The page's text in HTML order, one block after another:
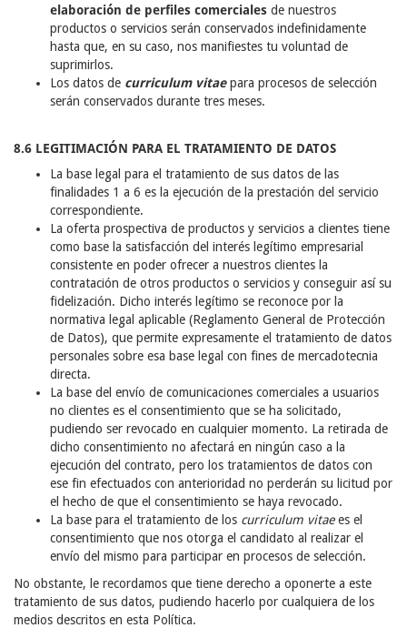
elaboración de perfiles comerciales de nuestros
productos o servicios serán conservados indefinidamente
hasta que, en su caso, nos manifiestes tu voluntad de
suprimirlos.
Los datos de curriculum vitaepara procesos de selección
serán conservados durante tres meses.
8.6 LEGITIMACIÓN PARA EL TRATAMIENTO DE DATOS
La base legal para el tratamiento de sus datos de las
finalidades 1 a 6 es la ejecución de la prestación del servicio
correspondiente.
La oferta prospectiva de productos y servicios a clientes tiene
como base la satisfacción del interés legítimo empresarial
consistente en poder ofrecer a nuestros clientes la
contratación de otros productos o servicios y conseguir así su
fidelización. Dicho interés legítimo se reconoce por la
normativa legal aplicable (Reglamento General de Protección
de Datos), que permite expresamente el tratamiento de datos
personales sobre esa base legal con fines de mercadotecnia
directa.
La base del envío de comunicaciones comerciales a usuarios
no clientes es el consentimiento que se ha solicitado,
pudiendo ser revocado en cualquier momento. La retirada de
dicho consentimiento no afectará en ningún caso a la
ejecución del contrato, pero los tratamientos de datos con
ese fin efectuados con anterioridad no perderán su licitud por
el hecho de que el consentimiento se haya revocado.
La base para el tratamiento de los curriculum vitaees el
consentimiento que nos otorga el candidato al realizar el
envío del mismo para participar en procesos de selección.
No obstante, le recordamos que tiene derecho a oponerte a este
tratamiento de sus datos, pudiendo hacerlo por cualquiera de los
medios descritos en esta Política.